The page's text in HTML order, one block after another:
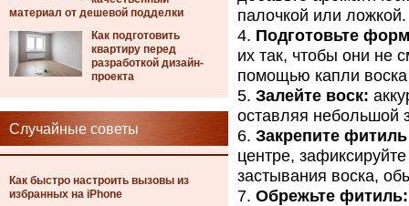
материал от дешевой подделки
Как подготовить
квартиру перед
разработкой дизайн-
проекта
Случайные советы
Как быстро настроить вызовы из
избранных на iPhone
палочкой или ложкой.
Подготовьте
их так, чтобы они не
помощью капли
Залейте воск:
оставляя небольшой
Закрепите
центре,
застывания воска,
Обрежьте фитиль: